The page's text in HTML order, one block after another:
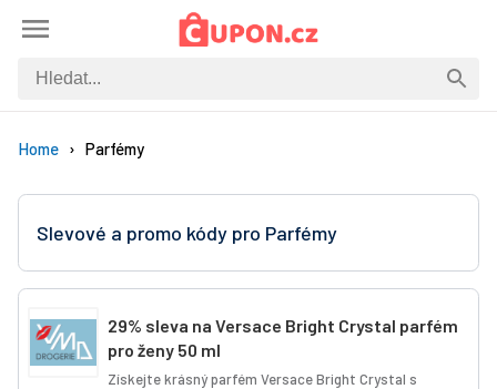
Home Parfémy
Slevové a promo kódy pro Parfémy
29% sleva na Versace Bright Crystal parfém
pro ženy 50 ml
Získejte krásný parfém Versace Bright Crystal s